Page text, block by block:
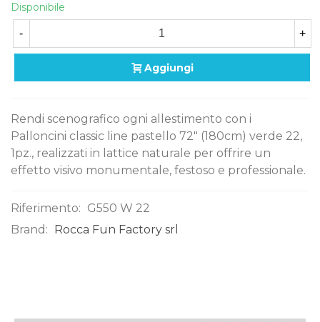
Disponibile
- +
Aggiungi
Rendi scenografico ogni allestimento con i
Palloncini classic line pastello 72" (180cm) verde 22,
1pz., realizzati in lattice naturale per offrire un
effetto visivo monumentale, festoso e professionale.
Riferimento: G550 W 22
Brand:
Rocca Fun Factory srl